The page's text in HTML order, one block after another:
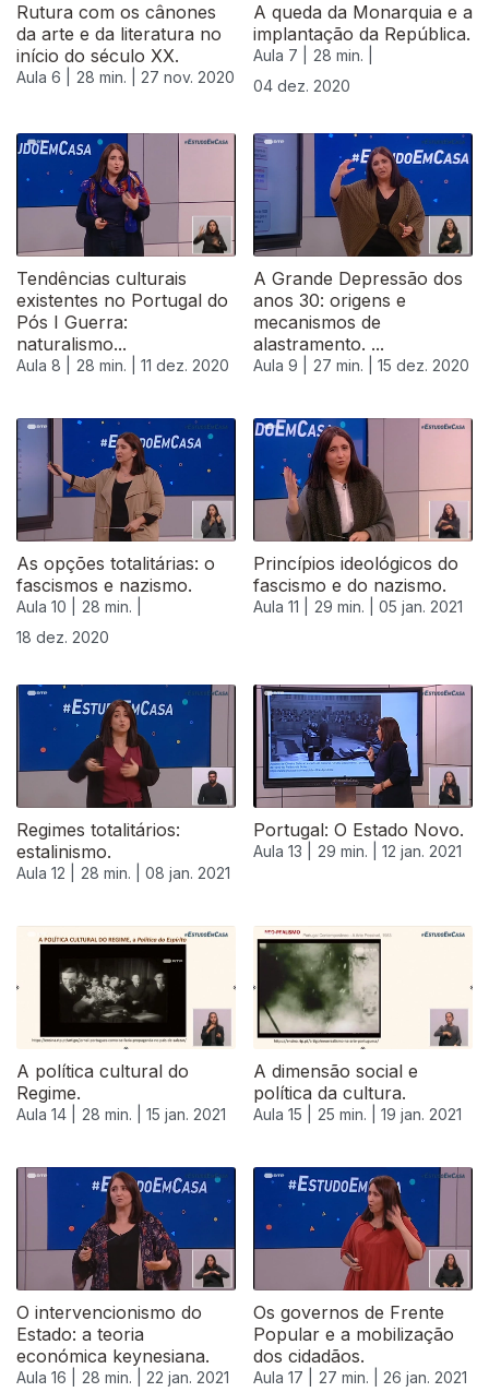
Rutura com os cânones
da arte e da literatura no
início do século XX.
Aula 6 | 28 min. | 27 nov. 2020
A queda da Monarquia e a
implantação da República.
Aula 7 |
28 min. |
04 dez. 2020
Tendências culturais
existentes no Portugal do
Pós I Guerra:
naturalismo...
Aula 8 | 28 min. | 11 dez. 2020
A Grande Depressão dos
anos 30: origens e
mecanismos de
alastramento. ...
Aula 9 | 27 min. | 15 dez. 2020
As opções totalitárias: o
fascismos e nazismo.
Aula 10 |
28 min. |
18 dez. 2020
Princípios ideológicos do
fascismo e do nazismo.
Aula 11 | 29 min. | 05 jan. 2021
515472
Regimes totalitários:
estalinismo.
Aula 12 | 28 min. | 08 jan. 2021
Portugal: O Estado Novo.
Aula 13 | 29 min. | 12 jan. 2021
A política cultural do
Regime.
Aula 14 | 28 min. | 15 jan. 2021
A dimensão social e
política da cultura.
Aula 15 | 25 min. | 19 jan. 2021
O intervencionismo do
Estado: a teoria
económica keynesiana.
Aula 16 | 28 min. | 22 jan. 2021
Os governos de Frente
Popular e a mobilização
dos cidadãos.
Aula 17 | 27 min. | 26 jan. 2021